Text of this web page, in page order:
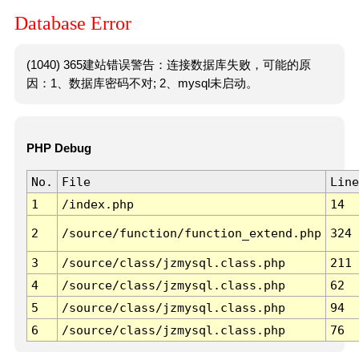
Database Error
(1040) 365建站错误警告：连接数据库失败，可能的原
因：1、数据库密码不对; 2、mysql未启动。
PHP Debug
No. File
Line
1
/index.php 14
2 /source/function/function_extend.php 324
3 /source/class/jzmysql.class.php
211
4
/source/class/jzmysql.class.php
62
5
/source/class/jzmysql.class.php
94
6
/source/class/jzmysql.class.php 76